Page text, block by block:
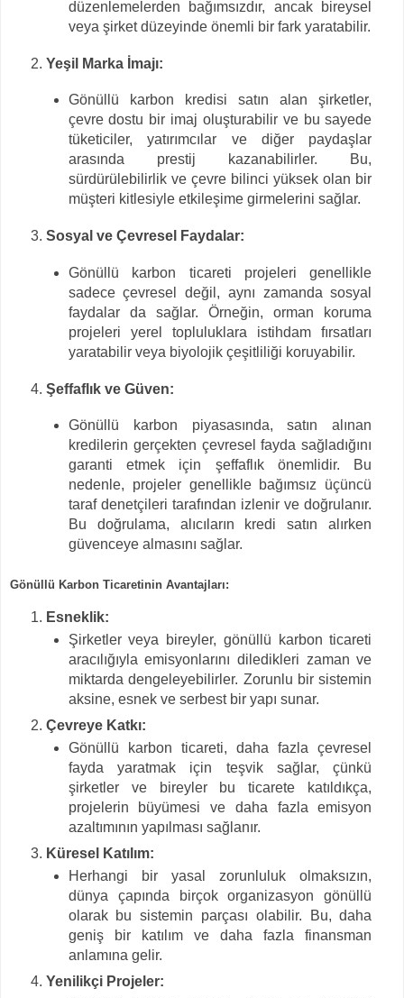
düzenlemelerden bağımsızdır, ancak bireysel
veya şirket düzeyinde önemli bir fark yaratabilir.
Yeşil Marka İmajı:
Gönüllü karbon kredisi satın alan şirketler,
çevre dostu bir imaj oluşturabilir ve bu sayede
tüketiciler, yatırımcılar ve diğer paydaşlar
arasında prestij kazanabilirler. Bu,
sürdürülebilirlik ve çevre bilinci yüksek olan bir
müşteri kitlesiyle etkileşime girmelerini sağlar.
Sosyal ve Çevresel Faydalar:
Gönüllü karbon ticareti projeleri genellikle
sadece çevresel değil, aynı zamanda sosyal
faydalar da sağlar. Örneğin, orman koruma
projeleri yerel topluluklara istihdam fırsatları
yaratabilir veya biyolojik çeşitliliği koruyabilir.
Şeffaflık ve Güven:
Gönüllü karbon piyasasında, satın alınan
kredilerin gerçekten çevresel fayda sağladığını
garanti etmek için şeffaflık önemlidir. Bu
nedenle, projeler genellikle bağımsız üçüncü
taraf denetçileri tarafından izlenir ve doğrulanır.
Bu doğrulama, alıcıların kredi satın alırken
güvenceye almasını sağlar.
Gönüllü Karbon Ticaretinin Avantajları:
Esneklik:
Şirketler veya bireyler, gönüllü karbon ticareti
aracılığıyla emisyonlarını diledikleri zaman ve
miktarda dengeleyebilirler. Zorunlu bir sistemin
aksine, esnek ve serbest bir yapı sunar.
Çevreye Katkı:
Gönüllü karbon ticareti, daha fazla çevresel
fayda yaratmak için teşvik sağlar, çünkü
şirketler ve bireyler bu ticarete katıldıkça,
projelerin büyümesi ve daha fazla emisyon
azaltımının yapılması sağlanır.
Küresel Katılım:
Herhangi bir yasal zorunluluk olmaksızın,
dünya çapında birçok organizasyon gönüllü
olarak bu sistemin parçası olabilir. Bu, daha
geniş bir katılım ve daha fazla finansman
anlamına gelir.
Yenilikçi Projeler: